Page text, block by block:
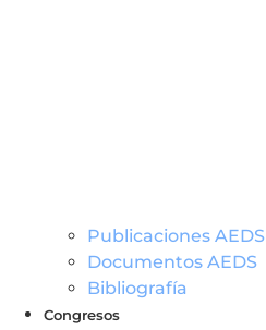
Publicaciones AEDS
Documentos AEDS
Bibliografía
Congresos